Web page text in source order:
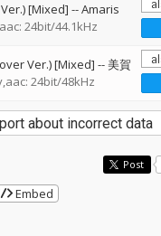
[Mixed] --Amaris
24bit/44.1kHz
Ver.) [Mixed] --美賀
24bit/48kHz
about incorrect data
Post
Embed